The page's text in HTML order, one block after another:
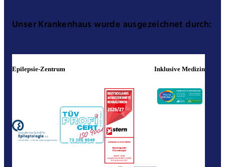
Unser Krankenhaus wurde ausgezeichnet durch:
Epilepsie-Zentrum Inklusive Medizin